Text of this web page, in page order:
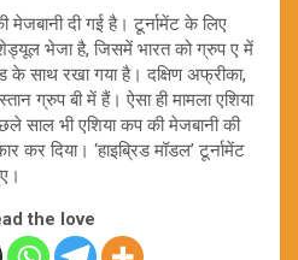
मेजबानी दी गई है। टूर्नामेंट के लिए
भेजा है, जिसमें भारत को ग्रुप ए में
के साथ रखा गया है। दक्षिण अफ्रीका,
ग्रुप बी में हैं। ऐसा ही मामला एशिया
साल भी एशिया कप की मेजबानी की
दिया। ‘हाइब्रिड मॉडल’ टूर्नामेंट
the love